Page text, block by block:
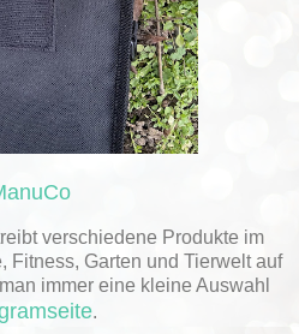
verschiedene Produkte im
Fitness, Garten und Tierwelt auf
immer eine kleine Auswahl
.